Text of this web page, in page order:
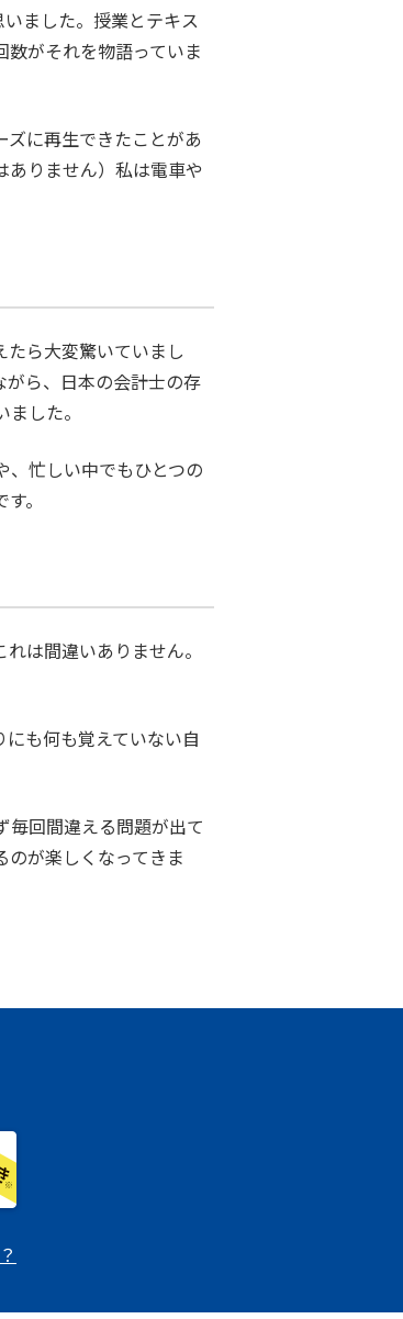
ました。授業とテキス
がそれを物語っていま
に再生できたことがあ
ありません）私は電車や
ら大変驚いていまし
がら、日本の会計士の存
した。
、忙しい中でもひとつの
。
は間違いありません。
も何も覚えていない自
毎回間違える問題が出て
が楽しくなってきま